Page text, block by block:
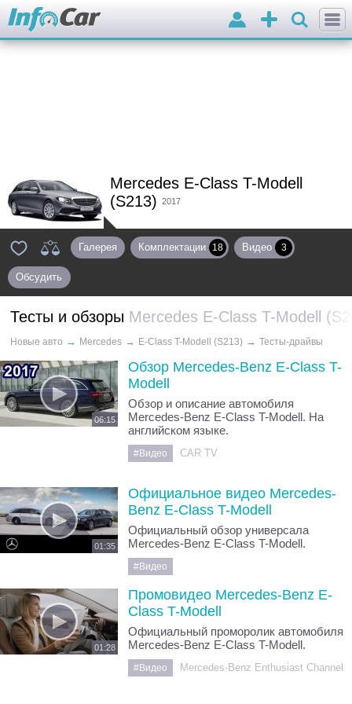
Добавить
объявление
Войти
Mercedes E-Class T-Modell
(S213) 2017
Галерея Комплектации 18 Видео 3
Обсудить
Тесты и обзоры Mercedes E-Class T-Modell
Новые авто → Mercedes → E-Class T-Modell (S213) → Тесты-драйвы
06:15
Обзор Mercedes-Benz E-Class T-
Modell
Обзор и описание автомобиля
Mercedes-Benz E-Class T-Modell. На
английском языке.
#Видео CAR TV
01:35
Официальное видео Mercedes-
Benz E-Class T-Modell
Официальный обзор универсала
Mercedes-Benz E-Class T-Modell.
#Видео
01:28
Промовидео Mercedes-Benz E-
Class T-Modell
Официальный проморолик автомобиля
Mercedes-Benz E-Class T-Modell.
#Видео Mercedes-Benz Enthusiast Channel 1